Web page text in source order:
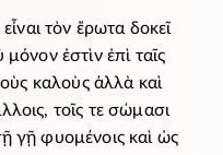
τὸν ἔρωτα δοκεῖ
ἐστὶν ἐπὶ ταῖς
καλοὺς ἀλλὰ καὶ
τοῖς τε σώμασι
γῇ φυομένοις καὶ ὡς